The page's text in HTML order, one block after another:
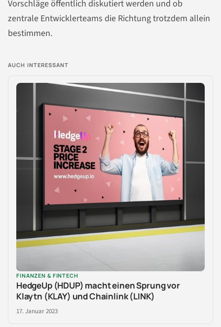
Vorschläge öffentlich diskutiert werden und ob
zentrale Entwicklerteams die Richtung trotzdem allein
bestimmen.
AUCH INTERESSANT
FINANZEN & FINTECH
HedgeUp (HDUP) macht einen Sprung vor
Klaytn (KLAY) und Chainlink (LINK)
17. Januar 2023